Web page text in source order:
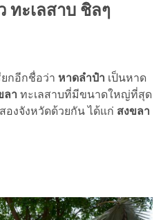
ทะเลสาบ ชิลๆ
กอีกชื่อว่า หาดลำปำ เป็นหาด
ลา ทะเลสาบที่มีขนาดใหญ่ที่สุด
องจังหวัดด้วยกัน ได้แก่ สงขลา